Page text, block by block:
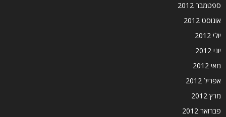
ספטמבר 2012
אוגוסט 2012
יולי 2012
יוני 2012
מאי 2012
אפריל 2012
מרץ 2012
פברואר 2012